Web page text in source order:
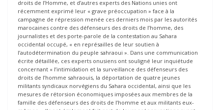
droits de l’Homme, et d’autres experts des Nations unies ont
récemment exprimé leur « grave préoccupation » face à la
campagne de répression menée ces derniers mois par les autorités
marocaines contre des défenseurs des droits de l’homme, des
journalistes et des porte-parole de la contestation au Sahara
occidental occupé, « en représailles de leur soutien à
l’autodétermination du peuple sahraoui ». Dans une communication
écrite détaillée, ces experts onusiens ont souligné leur inquiétude
concernant « l’intimidation et la surveillance des défenseurs des
droits de l’homme sahraouis, la déportation de quatre jeunes
militants syndicaux norvégiens du Sahara occidental, ainsi que les
mesures de rétorsion économiques imposées aux membres de la
famille des défenseurs des droits de l’homme et aux militants eux-